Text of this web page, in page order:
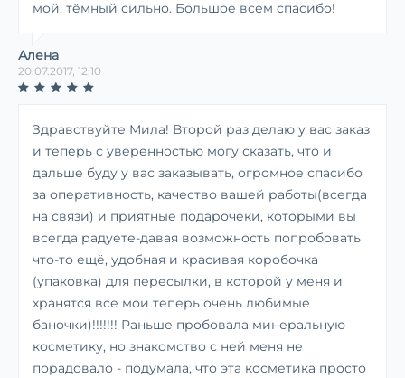
мой, тёмный сильно. Большое всем спасибо!
Алена
20.07.2017, 12:10
Здравствуйте Мила! Второй раз делаю у вас заказ
и теперь с уверенностью могу сказать, что и
дальше буду у вас заказывать, огромное спасибо
за оперативность, качество вашей работы(всегда
на связи) и приятные подарочеки, которыми вы
всегда радуете-давая возможность попробовать
что-то ещё, удобная и красивая коробочка
(упаковка) для пересылки, в которой у меня и
хранятся все мои теперь очень любимые
баночки)!!!!!!! Раньше пробовала минеральную
косметику, но знакомство с ней меня не
порадовало - подумала, что эта косметика просто